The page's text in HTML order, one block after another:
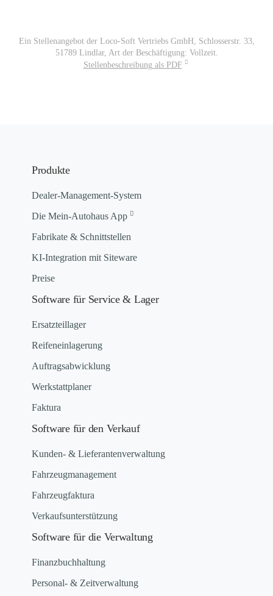
Ein Stellenangebot der Loco-Soft Vertriebs GmbH, Schlosserstr. 33,
51789 Lindlar, Art der Beschäftigung: Vollzeit.
Stellenbeschreibung als PDF
Produkte
Dealer-Management-System
Die Mein-Autohaus App
Fabrikate & Schnittstellen
KI-Integration mit Siteware
Preise
Software für Service & Lager
Ersatzteillager
Reifeneinlagerung
Auftragsabwicklung
Werkstattplaner
Faktura
Software für den Verkauf
Kunden- & Lieferantenverwaltung
Fahrzeugmanagement
Fahrzeugfaktura
Verkaufsunterstützung
Software für die Verwaltung
Finanzbuchhaltung
Personal- & Zeitverwaltung